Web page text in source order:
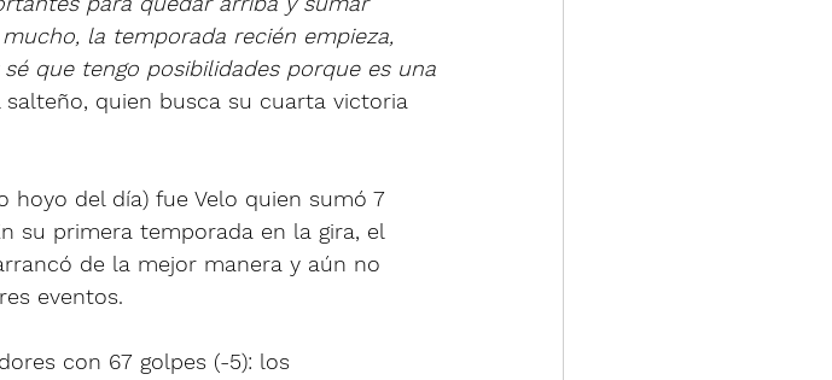
la temporada recién empieza,
que tengo posibilidades porque es una
quien busca su cuarta victoria
del día) fue Velo quien sumó 7
su primera temporada en la gira, el
de la mejor manera y aún no
eventos.
con 67 golpes (-5): los